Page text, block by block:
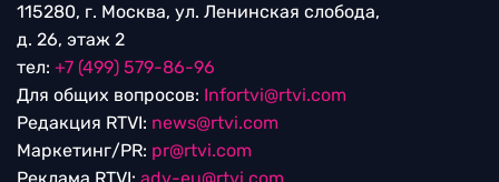
115280, г. Москва, ул. Ленинская слобода,
д. 26, этаж 2
тел: +7 (499) 579-86-96
Для общих вопросов: Infortvi@rtvi.com
Редакция RTVI: news@rtvi.com
Маркетинг/PR: pr@rtvi.com